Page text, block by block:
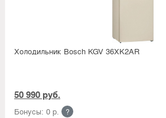
Холодильник Bosсh KGV 36XK2AR
50 990 руб.
Бонусы: 0 р. ?